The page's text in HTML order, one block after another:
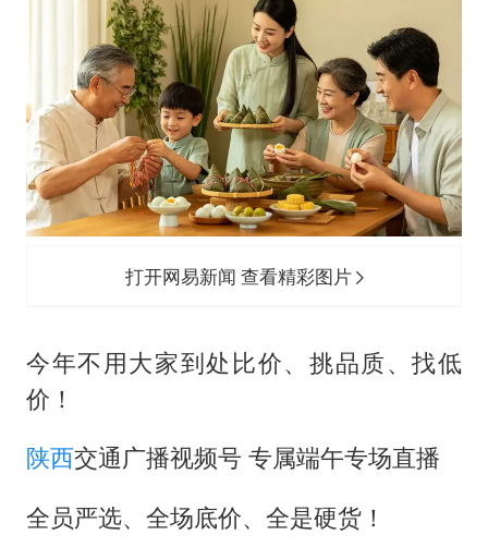
打开网易新闻 查看精彩图片
今年不用大家到处比价、挑品质、找低
价！
陕西交通广播视频号 专属端午专场直播
全员严选、全场底价、全是硬货！